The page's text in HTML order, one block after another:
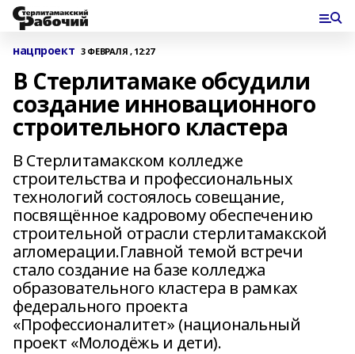
нацпроект 3 ФЕВРАЛЯ , 12:27
В Стерлитамаке обсудили
создание инновационного
строительного кластера
В Стерлитамакском колледже
строительства и профессиональных
технологий состоялось совещание,
посвящённое кадровому обеспечению
строительной отрасли стерлитамакской
агломерации.Главной темой встречи
стало создание на базе колледжа
образовательного кластера в рамках
федерального проекта
«Профессионалитет» (национальный
проект «Молодёжь и дети).